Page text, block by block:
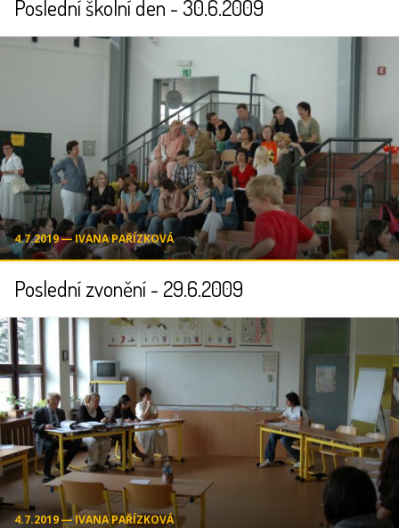
Poslední školní den - 30.6.2009
4.7.2019 ― IVANA PAŘÍZKOVÁ
Poslední zvonění - 29.6.2009
4.7.2019 ― IVANA PAŘÍZKOVÁ